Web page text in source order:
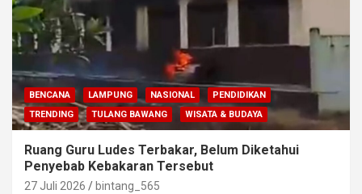
BENCANA LAMPUNG NASIONAL
PENDIDIKAN
TRENDING
TULANG BAWANG WISATA & BUDAYA
Ruang Guru Ludes Terbakar, Belum Diketahui
Penyebab Kebakaran Tersebut
27 Juli 2026 bintang_565